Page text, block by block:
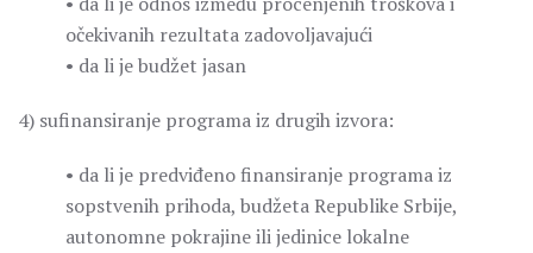
očekivanih rezultata zadovoljavajući
• da li je budžet jasan
4) sufinansiranje programa iz drugih izvora:
• da li je predviđeno finansiranje programa iz
sopstvenih prihoda, budžeta Republike Srbije,
autonomne pokrajine ili jedinice lokalne